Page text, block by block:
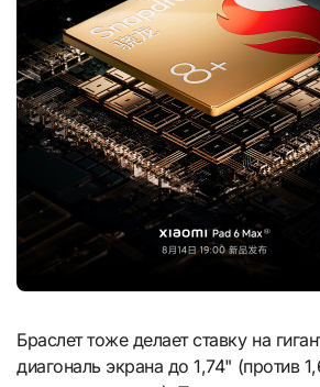
Браслет тоже делает ставку на
диагональ экрана до 1,74" (против